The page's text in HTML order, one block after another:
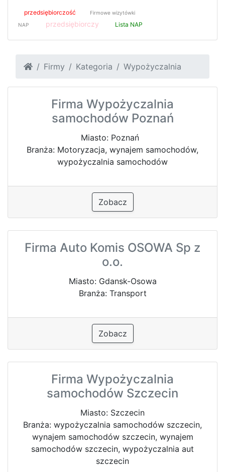
przedsiębiorczość
Firmowe wizytówki
NAP
przedsiębiorczy Lista NAP
Firmy Kategoria Wypożyczalnia
Firma Wypożyczalnia
samochodów Poznań
Miasto: Poznań
Branża: Motoryzacja, wynajem samochodów,
wypożyczalnia samochodów
Zobacz
Firma Auto Komis OSOWA Sp z
o.o.
Miasto: Gdansk-Osowa
Branża: Transport
Zobacz
Firma Wypożyczalnia
samochodów Szczecin
Miasto: Szczecin
Branża: wypożyczalnia samochodów szczecin,
wynajem samochodów szczecin, wynajem
samochodów szczecin, wypożyczalnia aut
szczecin